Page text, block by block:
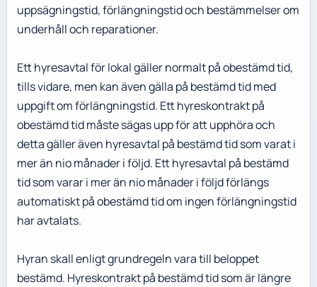
uppsägningstid, förlängningstid och bestämmelser om
underhåll och reparationer.
Ett hyresavtal för lokal gäller normalt på obestämd tid,
tills vidare, men kan även gälla på bestämd tid med
uppgift om förlängningstid. Ett hyreskontrakt på
obestämd tid måste sägas upp för att upphöra och
detta gäller även hyresavtal på bestämd tid som varat i
mer än nio månader i följd. Ett hyresavtal på bestämd
tid som varar i mer än nio månader i följd förlängs
automatiskt på obestämd tid om ingen förlängningstid
har avtalats.
Hyran skall enligt grundregeln vara till beloppet
bestämd. Hyreskontrakt på bestämd tid som är längre